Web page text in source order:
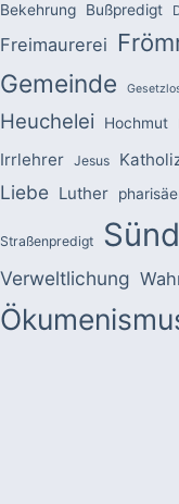
Bekehrung Bußpredigt
Freimaurerei
Gemeinde
Heuchelei Hochmut
Irrlehrer Jesus
Liebe Luther
Straßenpredigt
Verweltlichung